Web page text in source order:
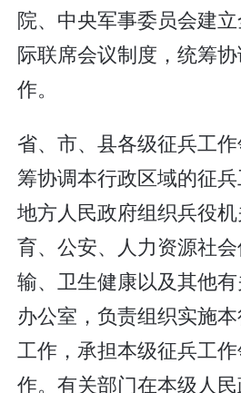
院、中央军事委员会建
际联席会议制度，统筹
作。
省、市、县各级征兵工
筹协调本行政区域的征
地方人民政府组织兵役
育、公安、人力资源社
输、卫生健康以及其他
办公室，负责组织实施
工作，承担本级征兵工
作。有关部门在本级人